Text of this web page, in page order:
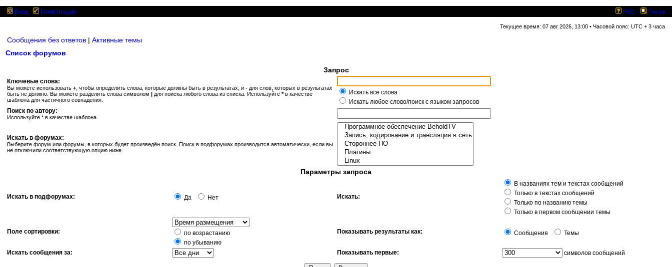
Вход Регистрация FAQ Поиск
Текущее время: 07 авг 2026, 13:00 • Часовой пояс: UTC + 3 часа
Сообщения без ответов | Активные темы
Список форумов
Запрос
Ключевые слова:
Вы можете использовать + , чтобы определить слова, которые должны быть в результатах, и - для слов, которых в результатах
быть не должно. Вы можете разделить слова символом | для поиска любого слова из списка. Используйте *в качестве
шаблона для частичного совпадения.
Искать все слова
Искать любое слово/поиск с языком запросов
Поиск по автору:
Используйте * в качестве шаблона.
Искать в форумах:
Выберите форум или форумы, в которых будет произведён поиск. Поиск в подфорумах производится автоматически, если вы
не отключили соответствующую опцию ниже.
Параметры запроса
Искать в подфорумах: Да Нет Искать:
В названиях тем и текстах сообщений
Только в текстах сообщений
Только по названию темы
Только в первом сообщении темы
Поле сортировки:
по возрастанию
по убыванию
Показывать результаты как: Сообщения Темы
Искать сообщения за: Показывать первые: символов сообщений